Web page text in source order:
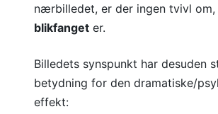
nærbilledet, er der ingen tvivl om,
blikfanget er.
Billedets synspunkt har desuden
betydning for den dramatiske/
effekt: